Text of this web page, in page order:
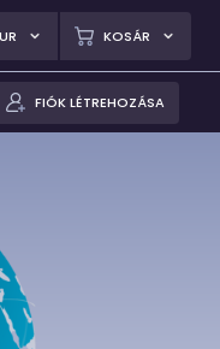
KOSÁR
FIÓK LÉTREHOZÁSA